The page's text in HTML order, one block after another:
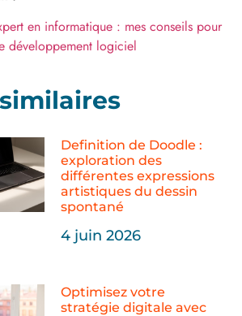
en informatique : mes conseils pour
développement logiciel
Definition de Doodle :
exploration des
différentes expressions
artistiques du dessin
spontané
4 juin 2026
Optimisez votre
stratégie digitale avec